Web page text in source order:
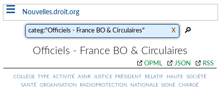
≡ Nouvelles.droit.org
Officiels - France BO & Circulaires
OPML JSON RSS
collège type activité asnr justice président relatif haute société
santé organisation radioprotection nationale signé chargé